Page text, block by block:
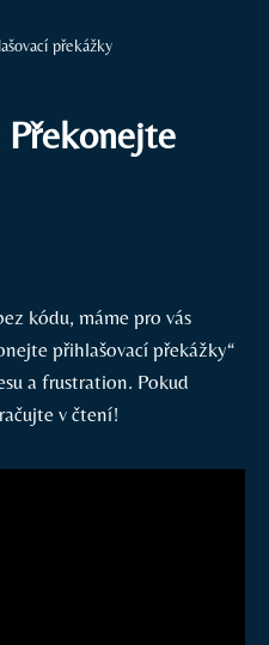
překážky
Překonejte
kódu, máme pro vás
přihlašovací překážky“
a frustration. Pokud
v čtení!